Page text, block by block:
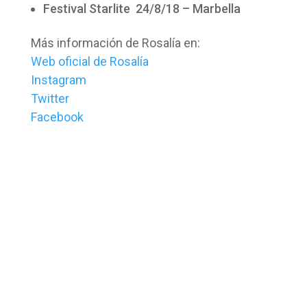
Festival Starlite 24/8/18 – Marbella
Más información de Rosalía en:
Web oficial de Rosalía
Instagram
Twitter
Facebook